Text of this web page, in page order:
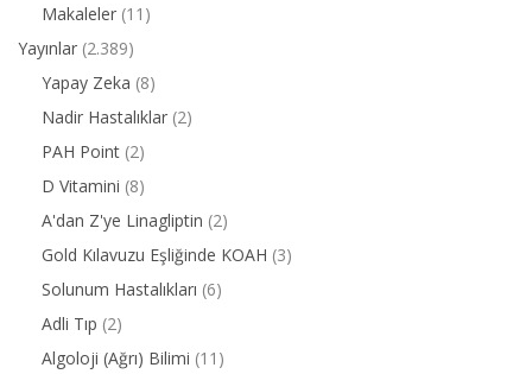
Makaleler (11)
Yayınlar (2.389)
Yapay Zeka (8)
Nadir Hastalıklar (2)
PAH Point (2)
D Vitamini (8)
A'dan Z'ye Linagliptin (2)
Gold Kılavuzu Eşliğinde KOAH (3)
Solunum Hastalıkları (6)
Adli Tıp (2)
Algoloji (Ağrı) Bilimi (11)